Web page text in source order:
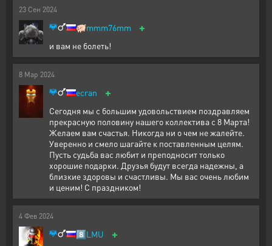
23 Сен 2024
🐖mmm76mm +
и вам не болеть!
8 Мар 2024
ecran +
Сегодня мы с большим удовольствием поздравляем
прекрасную половину нашего коллектива с 8 Марта!
Желаем вам счастья. Никогда ни о чем не жалейте.
Уверенно и смело шагайте к поставленным целям.
Пусть судьба вас любит и преподносит только
хорошие подарки. Друзья будут всегда надежны, а
близкие здоровы и счастливы. Мы вас очень любим
и ценим! С праздником!
4 Фев 2024
8️⃣LMU +